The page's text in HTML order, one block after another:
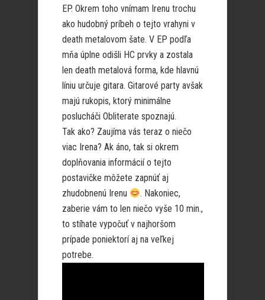
EP. Okrem toho vnímam Irenu trochu
ako hudobný príbeh o tejto vrahyni v
death metalovom šate. V EP podľa
mňa úplne odišli HC prvky a zostala
len death metalová forma, kde hlavnú
líniu určuje gitara. Gitarové party avšak
majú rukopis, ktorý minimálne
poslucháči Obliterate spoznajú.
Tak ako? Zaujíma vás teraz o niečo
viac Irena? Ak áno, tak si okrem
doplňovania informácií o tejto
postavičke môžete zapnúť aj
zhudobnenú Irenu
. Nakoniec,
zaberie vám to len niečo vyše 10 min.,
to stíhate vypočuť v najhoršom
prípade poniektorí aj na veľkej
potrebe.